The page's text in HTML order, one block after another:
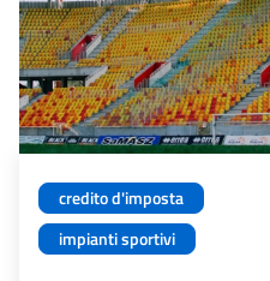
credito d'imposta
impianti sportivi